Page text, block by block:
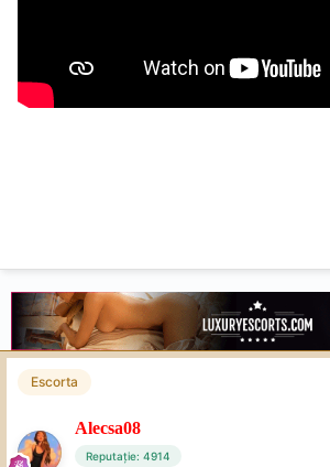
Escorta
Alecsa08
Reputație: 4914